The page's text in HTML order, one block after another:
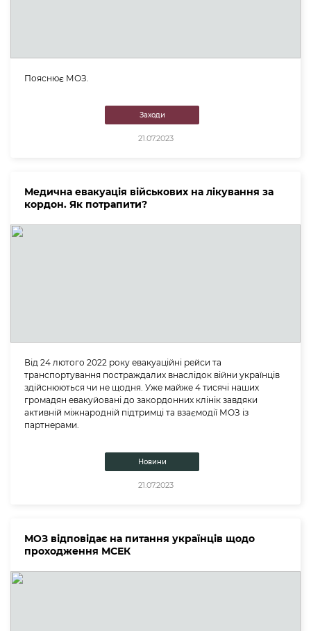
Пояснює МОЗ.
Заходи
21.07.2023
Медична евакуація військових на лікування за
кордон. Як потрапити?
Від 24 лютого 2022 року евакуаційні рейси та
транспортування постраждалих внаслідок війни українців
здійснюються чи не щодня. Уже майже 4 тисячі наших
громадян евакуйовані до закордонних клінік завдяки
активній міжнародній підтримці та взаємодії МОЗ із
партнерами.
Новини
21.07.2023
МОЗ відповідає на питання українців щодо
проходження МСЕК